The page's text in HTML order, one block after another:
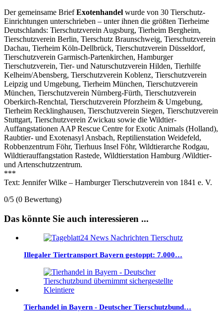
Der gemeinsame BriefExotenhandel wurde von 30 Tierschutz-
Einrichtungen unterschrieben – unter ihnen die größten Tierheime
Deutschlands: Tierschutzverein Augsburg, Tierheim Bergheim,
Tierschutzverein Berlin, Tierschutz Braunschweig, Tierschutzverein
Dachau, Tierheim Köln-Dellbrück, Tierschutzverein Düsseldorf,
Tierschutzverein Garmisch-Partenkirchen, Hamburger
Tierschutzverein, Tier- und Naturschutzverein Hilden, Tierhilfe
Kelheim/Abensberg, Tierschutzverein Koblenz, Tierschutzverein
Leipzig und Umgebung, Tierheim München, Tierschutzverein
München, Tierschutzverein Nürnberg-Fürth, Tierschutzverein
Oberkirch-Renchtal, Tierschutzverein Pforzheim & Umgebung,
Tierheim Recklinghausen, Tierschutzverein Siegen, Tierschutzverein
Stuttgart, Tierschutzverein Zwickau sowie die Wildtier-
Auffangstationen AAP Rescue Centre for Exotic Animals (Holland),
Raubtier- und Exotenasyl Ansbach, Reptilienstation Weidefeld,
Robbenzentrum Föhr, Tierhuus Insel Föhr, Wildtierarche Rodgau,
Wildtierauffangstation Rastede, Wildtierstation Hamburg /Wildtier-
und Artenschutzzentrum.
***
Text: Jennifer Wilke – Hamburger Tierschutzverein von 1841 e. V.
0/5 (0 Bewertung)
Das könnte Sie auch interessieren ...
Illegaler Tiertransport Bayern gestoppt: 7.000…
Tierhandel in Bayern - Deutscher Tierschutzbund…